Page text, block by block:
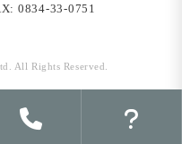
0834-33-0751
All Rights Reserved.